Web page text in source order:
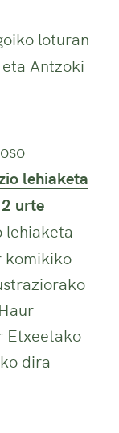
loturan
Antzoki
lehiaketa
urte
lehiaketa
komikiko
Etxeetako
dira